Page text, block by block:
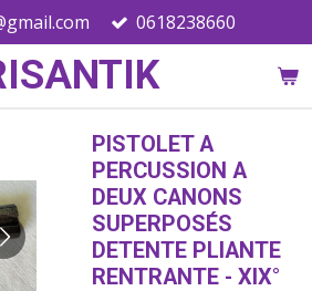
0618238660
PISTOLET A
PERCUSSION A
DEUX CANONS
SUPERPOSÉS
DETENTE PLIANTE
RENTRANTE - XIX°